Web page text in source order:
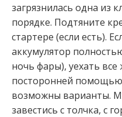
загрязнилась одна из
порядке. Подтяните
стартере (если есть).
аккумулятор
ночь фары), уехать
посторонней помощью.
возможны варианты.
завестись с толчка, с